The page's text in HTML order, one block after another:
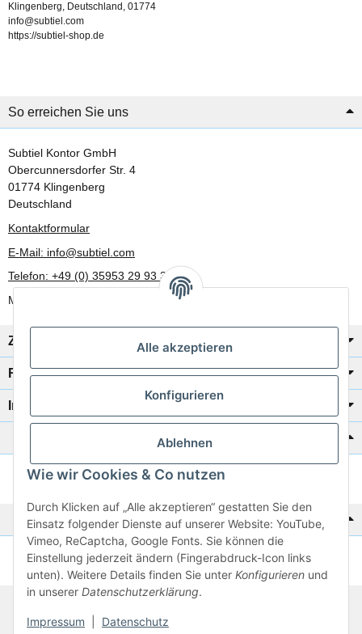
Alle akzeptieren
Konfigurieren
Ablehnen
Wie wir Cookies & Co nutzen
Durch Klicken auf „Alle akzeptieren“ gestatten Sie den
Einsatz folgender Dienste auf unserer Website: YouTube,
Vimeo, ReCaptcha, Google Fonts. Sie können die
Einstellung jederzeit ändern (Fingerabdruck-Icon links
unten). Weitere Details finden Sie unter Konfigurieren und
in unserer Datenschutzerklärung.
Impressum Datenschutz
Klingenberg, Deutschland, 01774
info@subtiel.com
https://subtiel-shop.de
So erreichen Sie uns
Subtiel Kontor GmbH
Obercunnersdorfer Str. 4
01774 Klingenberg
Deutschland
Kontaktformular
E-Mail: info@subtiel.com
Telefon: +49 (0) 35953 29 93 30
Mo-Fr: 8:00 Uhr - 17:00 Uhr
Zahlung/Versand
Rechtliches
Informationen
Katalog zur Hand?
Zur Schnellbestellung
Noch kein Katalog?
Preisliste anschauen
© 2026 subtiel-shop.de